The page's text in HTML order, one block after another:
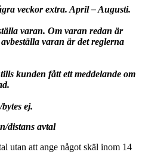
veckor extra. April – Augusti.
varan. Om varan redan är
varan är det reglerna
kunden fått ett meddelande om
ej.
distans avtal
utan att ange något skäl inom 14